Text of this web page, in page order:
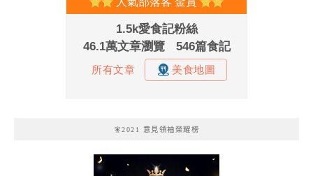
🧚2021 意見領袖榮耀榜